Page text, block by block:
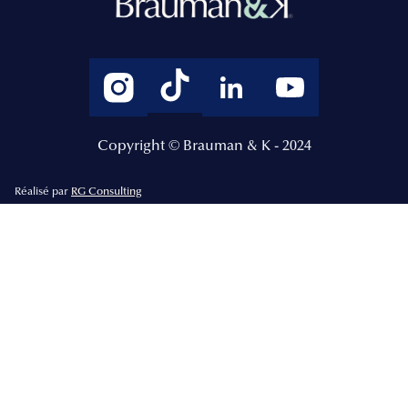
Copyright © Brauman & K - 2024
Réalisé par RG Consulting